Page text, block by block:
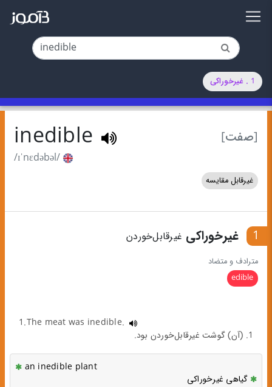
1 . غیرخوراکی
[صفت] inedible
/ɪˈnɛdəbəl/
غیرقابل مقایسه
1 غیرخوراکی غیرقابل‌خوردن
مترادف و متضاد
edible
1.The meat was inedible.
1. (آن) گوشت غیرقابل‌خوردن بود.
an inedible plant
گیاهی غیرخوراکی